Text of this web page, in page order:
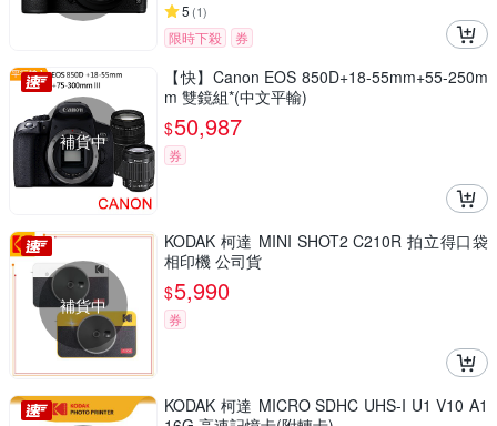
5 (1)
限時下殺 券
補貨中
【快】Canon EOS 850D+18-55mm+55-250m
m 雙鏡組*(中文平輸)
$50,987
券
補貨中
KODAK 柯達 MINI SHOT2 C210R 拍立得口袋
相印機 公司貨
$5,990
券
KODAK 柯達 MICRO SDHC UHS-I U1 V10 A1